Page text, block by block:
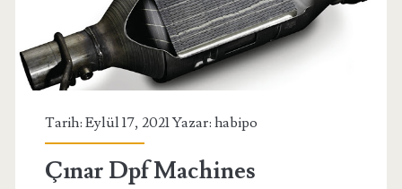
Tarih: Eylül 17, 2021 Yazar: habipo
Çınar Dpf Machines